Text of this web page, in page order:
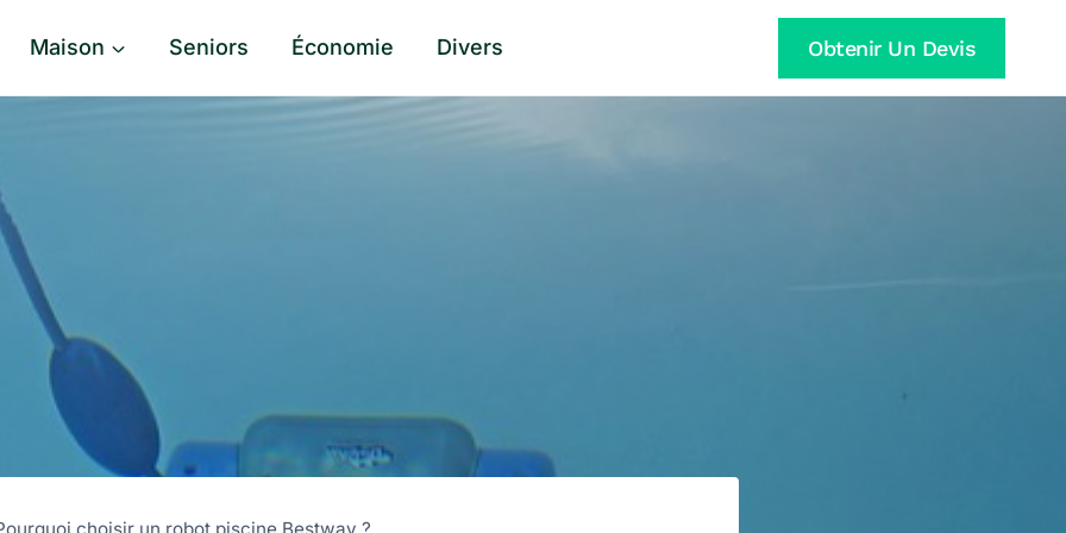
Maison Seniors Économie Divers Obtenir Un Devis
choisir un robot piscine Bestway ?